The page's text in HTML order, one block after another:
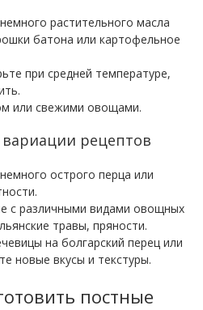
растительного масла
батона или картофельное
при средней температуре,
или свежими овощами.
рецептов
острого перца или
с различными видами овощных
травы, пряности.
на болгарский перец или
новые вкусы и текстуры.
постные